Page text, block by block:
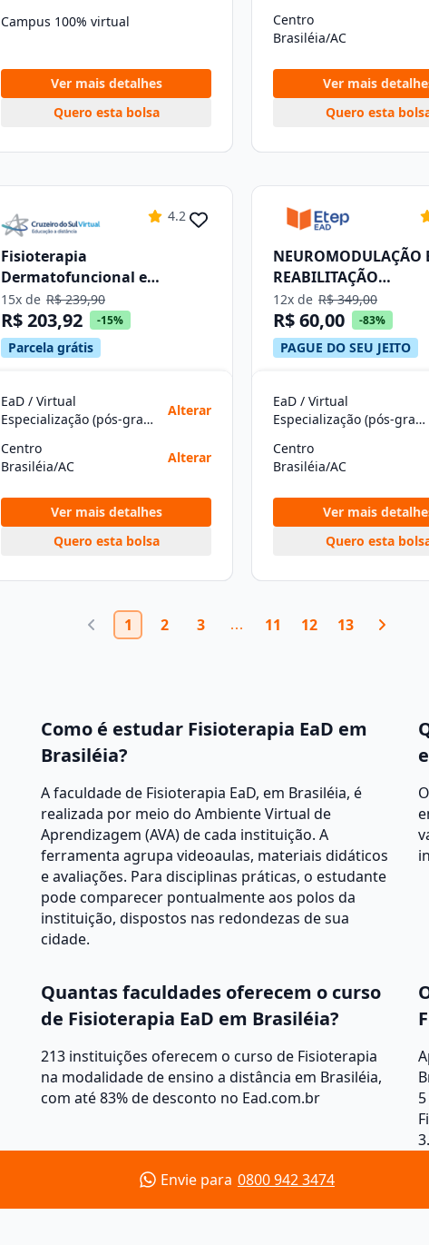
Campus 100% virtual
Ver mais detalhes
Quero esta bolsa
Centro
Brasiléia/AC
Ver mais
Quero esta
4.2
Fisioterapia
Dermatofuncional e
Cosmetologia
15x de R$ 239,90
R$ 203,92 -15%
Parcela grátis
EaD / Virtual
Especialização (pós-graduação)
Alterar
Centro
Brasiléia/AC
Alterar
Ver mais detalhes
Quero esta bolsa
NEUROMODULAÇÃO
REABILITAÇÃO
NEUROLÓGICA
12x de R$ 349,00
R$ 60,00 -83%
PAGUE DO SEU JEITO
EaD / Virtual
Especialização (pós-graduação)
Centro
Brasiléia/AC
Ver mais
Quero esta
1 2 3 11 12 13
Como é estudar Fisioterapia EaD em
Brasiléia?
A faculdade de Fisioterapia EaD, em Brasiléia, é
realizada por meio do Ambiente Virtual de
Aprendizagem (AVA) de cada instituição. A
ferramenta agrupa videoaulas, materiais didáticos
e avaliações. Para disciplinas práticas, o estudante
pode comparecer pontualmente aos polos da
instituição, dispostos nas redondezas de sua
cidade.
Quantas faculdades oferecem o curso
de Fisioterapia EaD em Brasiléia?
213 instituições oferecem o curso de Fisioterapia
na modalidade de ensino a distância em Brasiléia,
com até 83% de desconto no Ead.com.br
Envie para 0800 942 3474